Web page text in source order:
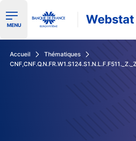
Ouvrir le menu de navigation
MENU Webstat
Accueil
Thématiques